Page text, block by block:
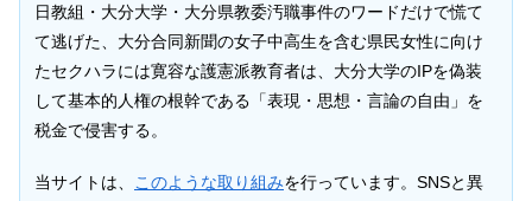
日教組・大分大学・大分県教委汚職事件のワードだけで慌て
て逃げた、大分合同新聞の女子中高生を含む県民女性に向け
たセクハラには寛容な護憲派教育者は、大分大学のIPを偽装
して基本的人権の根幹である「表現・思想・言論の自由」を
税金で侵害する。
当サイトは、 このような取り組みを行っています。SNSと異